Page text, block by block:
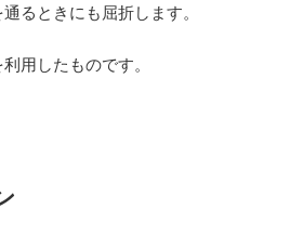
るときにも屈折します。
用したものです。